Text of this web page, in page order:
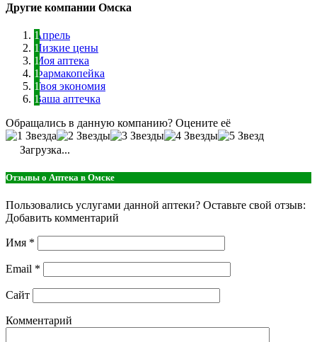
Другие компании Омска
Апрель
Низкие цены
Моя аптека
Фармакопейка
Твоя экономия
Ваша аптечка
Обращались в данную компанию? Оцените её
Загрузка...
Отзывы о Аптека в Омске
Пользовались услугами данной аптеки? Оставьте свой отзыв:
Добавить комментарий
Имя *
Email *
Сайт
Комментарий